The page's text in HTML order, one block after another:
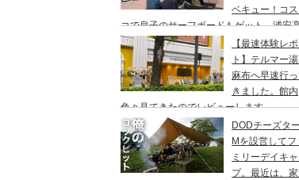
ベキュー！コス
コで息子のサーフボードもゲット、浦安
海浜公園、コールマンワンタッチタープ
ァミリーキャンプ、BBQ
【最速体験レ
ト】テルマー
麻布へ早速行
きました。館内
色々見てきたのでレビューします。
DODチーズタ
Mを設営してフ
ミリーデイキ
プ。最近は、